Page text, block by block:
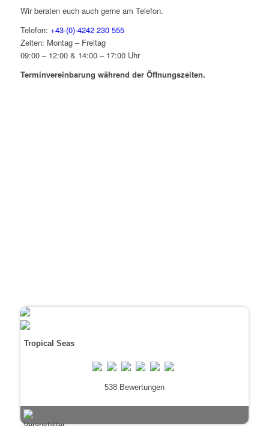
Wir beraten euch auch gerne am Telefon.
Telefon: +43-(0)-4242 230 555
Zeiten: Montag – Freitag
09:00 – 12:00 & 14:00 – 17:00 Uhr
Terminvereinbarung während der Öffnungszeiten.
Tropical Seas
538 Bewertungen